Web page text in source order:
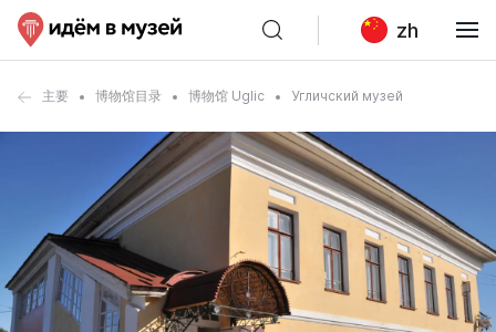
zh
主要 博物馆目录 博物馆 Uglic Угличский музей